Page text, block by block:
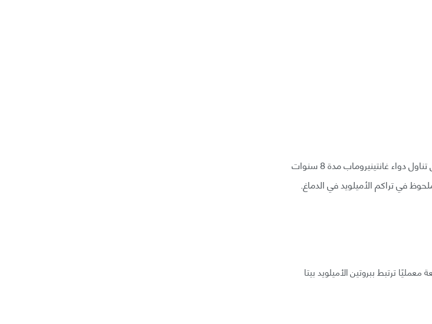
في مجموعة فرعية مكونة من 22 شخصًا لم تظهر عليهم أعراض عند بدء العلاج، أدى تناول دواء غانتينيروماب مدة 8 سنوات
ترتبط ببروتين الأميلويد بيتا